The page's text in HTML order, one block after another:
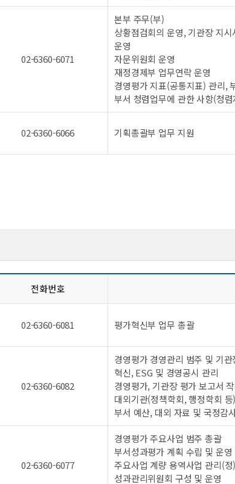
02-6360-6071
본부 주무(부)
상황점검회의 운영, 기관장 지
운영
자문위원회 운영
재정경제부 업무연락 운영
경영평가 지표(공통지표) 관리,
부서 청렴업무에 관한 사항(청렴
02-6360-6066 기획총괄부 업무 지원
전화번호
02-6360-6081 평가혁신부 업무 총괄
02-6360-6082
경영평가 경영관리 범주 및 기
혁신, ESG 및 경영공시 관리
경영평가, 기관장 평가 보고서
대외기관(정책학회, 행정학회 등
부서 예산, 대외 자료 및 국정감
02-6360-6077
경영평가 주요사업 범주 총괄
부서성과평가 계획 수립 및 운영
주요사업 계량 용역사업 관리(정)
성과관리위원회 구성 및 운영